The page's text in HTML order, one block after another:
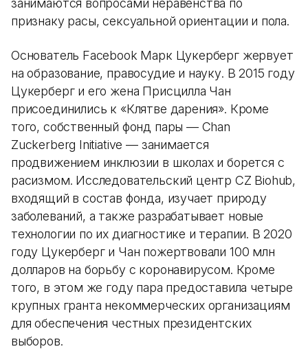
признаку расы, сексуальной ориентации и пола.
Основатель Facebook Марк Цукерберг жервует
на образование, правосудие и науку. В 2015 году
Цукерберг и его жена Присцилла Чан
присоединились к «Клятве дарения». Кроме
того, собственный фонд пары — Chan
Zuckerberg Initiative — занимается
продвижением инклюзии в школах и борется с
расизмом. Исследовательский центр CZ Biohub,
входящий в состав фонда, изучает природу
заболеваний, а также разрабатывает новые
технологии по их диагностике и терапии. В 2020
году Цукерберг и Чан пожертвовали 100 млн
долларов на борьбу с коронавирусом. Кроме
того, в этом же году пара предоставила четыре
крупных гранта некоммерческих организациям
для обеспечения честных президентских
выборов.